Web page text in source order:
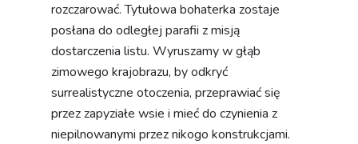
rozczarować. Tytułowa bohaterka zostaje
posłana do odległej parafii z misją
dostarczenia listu. Wyruszamy w głąb
zimowego krajobrazu, by odkryć
surrealistyczne otoczenia, przeprawiać się
przez zapyziałe wsie i mieć do czynienia z
niepilnowanymi przez nikogo konstrukcjami.